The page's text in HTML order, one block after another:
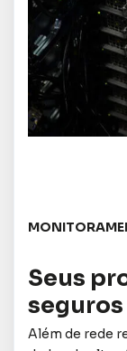
Seus
Além de rede